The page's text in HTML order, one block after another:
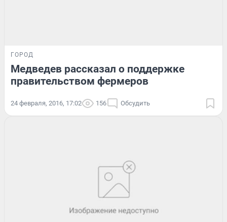
ГОРОД
Медведев рассказал о поддержке
правительством фермеров
24 февраля, 2016, 17:02 156 Обсудить